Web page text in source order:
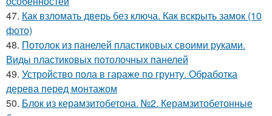
47. Как взломать дверь без ключа. Как вскрыть замок (10
фото)
48. Потолок из панелей пластиковых своими руками.
Виды пластиковых потолочных панелей
49. Устройство пола в гараже по грунту. Обработка
дерева перед монтажом
50. Блок из керамзитобетона. №2. Керамзитобетонные